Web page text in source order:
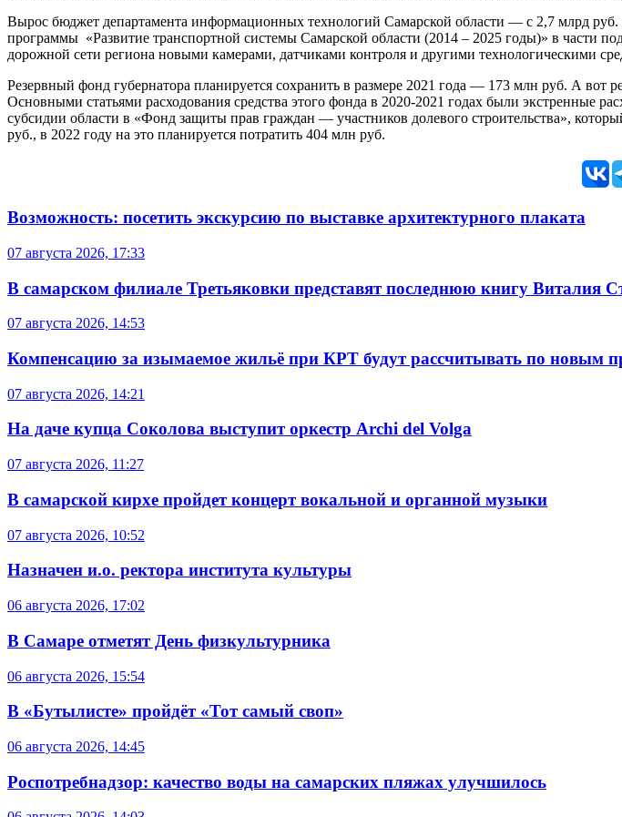
Вырос бюджет департамента информационных технологий Самарской области — с 2,7 млрд руб.
программы «Развитие транспортной системы Самарской области (2014 – 2025 годы)» в
дорожной сети региона новыми камерами, датчиками контроля и другими технологическими
Резервный фонд губернатора планируется сохранить в размере 2021 года — 173 млн руб. А
Основными статьями расходования средства этого фонда в 2020-2021 годах были экстренные
субсидии области в «Фонд защиты прав граждан — участников долевого строительства»,
руб., в 2022 году на это планируется потратить 404 млн руб.
Возможность: посетить экскурсию по выставке архитектурного плаката
07 августа 2026, 17:33
В самарском филиале Третьяковки представят последнюю книгу Виталия
07 августа 2026, 14:53
Компенсацию за изымаемое жильё при КРТ будут рассчитывать по новым
07 августа 2026, 14:21
На даче купца Соколова выступит оркестр Archi del Volga
07 августа 2026, 11:27
В самарской кирхе пройдет концерт вокальной и органной музыки
07 августа 2026, 10:52
Назначен и.о. ректора института культуры
06 августа 2026, 17:02
В Самаре отметят День физкультурника
06 августа 2026, 15:54
В «Бутылисте» пройдёт «Тот самый своп»
06 августа 2026, 14:45
Роспотребнадзор: качество воды на самарских пляжах улучшилось